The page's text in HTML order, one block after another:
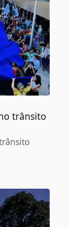
trânsito